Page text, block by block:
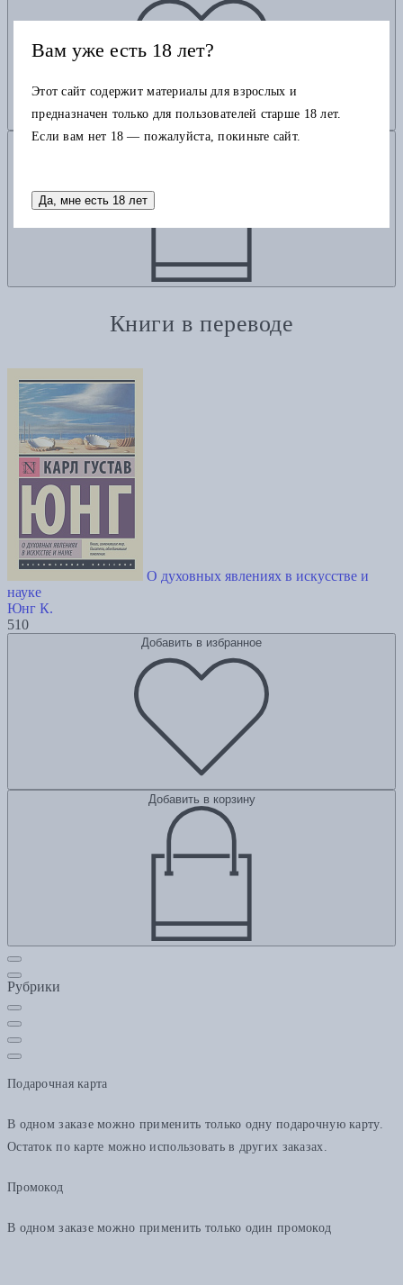
Добавить в корзину
Книги в переводе
О духовных явлениях в искусстве и
науке
Юнг К.
510
Добавить в избранное
Добавить в корзину
Рубрики
Подарочная карта
В одном заказе можно применить только одну подарочную карту.
Остаток по карте можно использовать в других заказах.
Промокод
В одном заказе можно применить только один промокод
Вам уже есть 18 лет?
Этот сайт содержит материалы для взрослых и
предназначен только для пользователей старше 18 лет.
Если вам нет 18 — пожалуйста, покиньте сайт.
Да, мне есть 18 лет